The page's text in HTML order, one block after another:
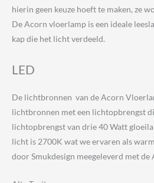
hierin geen keuze hoeft te maken, ze
De Acorn vloerlamp is een ideale
kap die het licht verdeeld.
LED
De lichtbronnen van de Acorn
lichtbronnen met een lichtopbrengst
lichtopbrengst van drie 40 Watt
licht is 2700K wat we ervaren als
door Smukdesign meegeleverd met